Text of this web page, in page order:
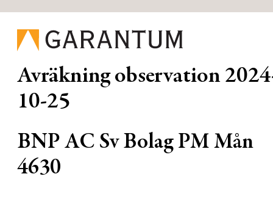
Avräkning observation
10-25
BNP AC Sv Bolag PM Mån
4630